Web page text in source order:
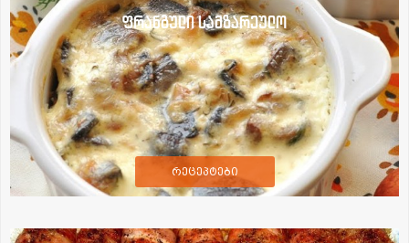
ფრანგული სამზარეულო
რეცეპტები